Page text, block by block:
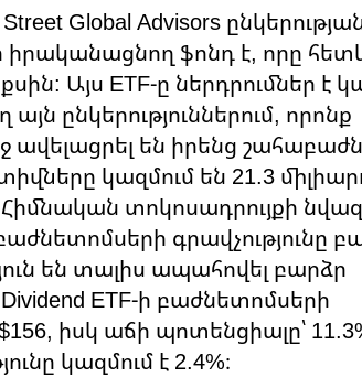
Street Global Advisors
ֆոնդ է, որը
Այս ETF-ը ներդրումներ է
ընկերություններում, որոնք
են իրենց
կազմում են 21.3
Հիմնական տոկոսադրույքի
գրավչությունը
են տալիս ապահովել բարձր
ETF-ի բաժնետոմսերի
իսկ աճի պոտենցիալը՝
կազմում է 2.4%։